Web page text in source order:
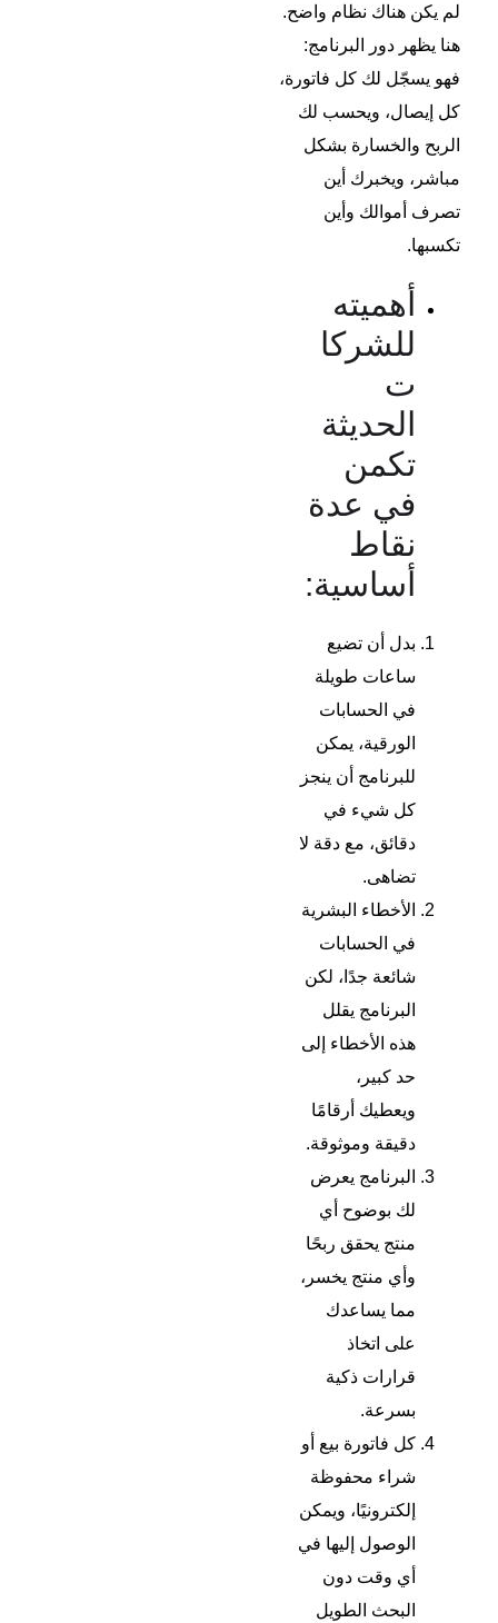
لم يكن هناك نظام واضح.
هنا يظهر دور البرنامج:
فهو يسجّل لك كل فاتورة،
كل إيصال، ويحسب لك
الربح والخسارة بشكل
مباشر، ويخبرك أين
تصرف أموالك وأين
تكسبها.
أهميته
للشركا
ت
الحديثة
تكمن
في عدة
نقاط
أساسية:
بدل أن تضيع
ساعات طويلة
في الحسابات
الورقية، يمكن
للبرنامج أن ينجز
كل شيء في
دقائق، مع دقة لا
تضاهى.
الأخطاء البشرية
في الحسابات
شائعة جدًا، لكن
البرنامج يقلل
هذه الأخطاء إلى
حد كبير،
ويعطيك أرقامًا
دقيقة وموثوقة.
البرنامج يعرض
لك بوضوح أي
منتج يحقق ربحًا
وأي منتج يخسر،
مما يساعدك
على اتخاذ
قرارات ذكية
بسرعة.
كل فاتورة بيع أو
شراء محفوظة
إلكترونيًا، ويمكن
الوصول إليها في
أي وقت دون
البحث الطويل